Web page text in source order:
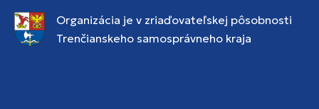
Organizácia je v zriaďovateľskej pôsobnosti
Trenčianskeho samosprávneho kraja